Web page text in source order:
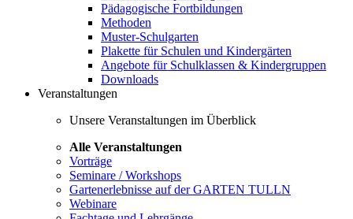
Pädagogische Fortbildungen
Methoden
Muster-Schulgarten
Plakette für Schulen und Kindergärten
Angebote für Schulklassen & Kindergruppen
Downloads
Veranstaltungen
Unsere Veranstaltungen im Überblick
Alle Veranstaltungen
Vorträge
Seminare / Workshops
Gartenerlebnisse auf der GARTEN TULLN
Webinare